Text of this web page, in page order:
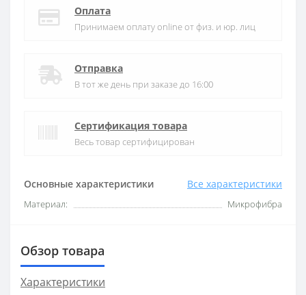
Основные характеристики Все характеристики
Материал: Микрофибра
Оплата
Принимаем оплату online от физ. и юр. лиц
Отправка
В тот же день при заказе до 16:00
Сертификация товара
Весь товар сертифицирован
Обзор товара
Характеристики